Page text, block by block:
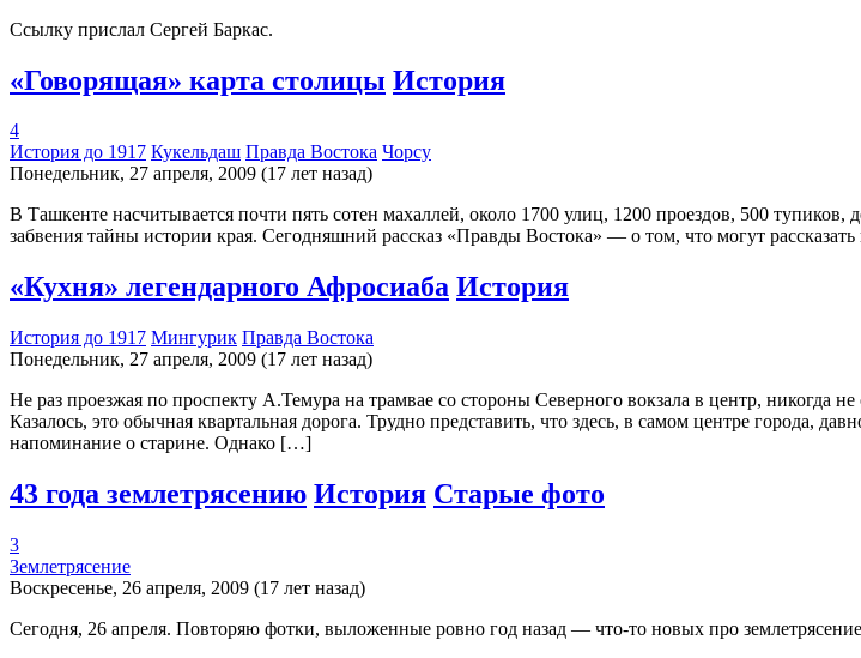
Ссылку прислал Сергей Баркас.
«Говорящая» карта столицы История
4
История до 1917 Кукельдаш Правда Востока Чорсу
Понедельник, 27 апреля, 2009 (17 лет назад)
В Ташкенте насчитывается почти пять сотен махаллей, около 1700 улиц, 1200 проездов, 500
забвения тайны истории края. Сегодняшний рассказ «Правды Востока» — о том, что могут
«Кухня» легендарного Афросиаба История
История до 1917 Мингурик Правда Востока
Понедельник, 27 апреля, 2009 (17 лет назад)
Не раз проезжая по проспекту А.Темура на трамвае со стороны Северного вокзала в центр, никогда
Казалось, это обычная квартальная дорога. Трудно представить, что здесь, в самом центре города,
напоминание о старине. Однако […]
43 года землетрясению История Старые фото
3
Землетрясение
Воскресенье, 26 апреля, 2009 (17 лет назад)
Сегодня, 26 апреля. Повторяю фотки, выложенные ровно год назад — что-то новых про